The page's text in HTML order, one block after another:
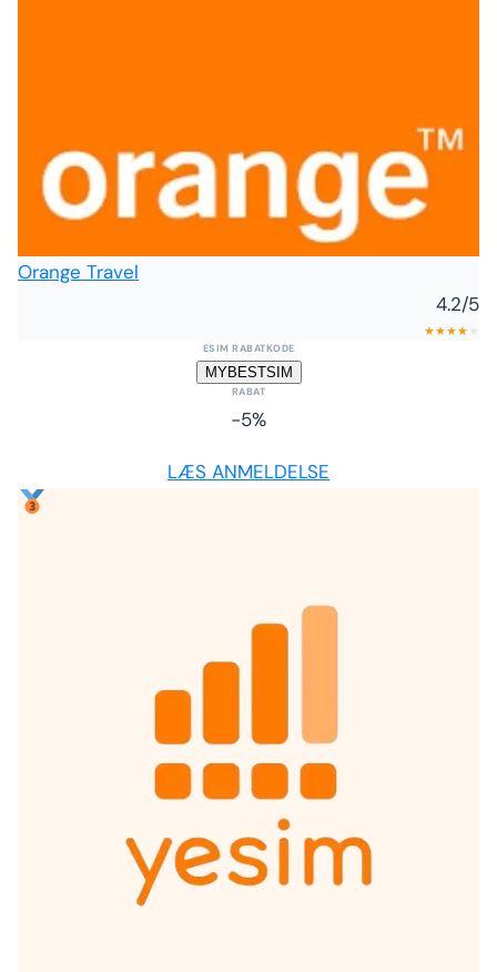
Orange Travel
4.2/5
★★★★
ESIM RABATKODE
MYBESTSIM
RABAT
-5%
LÆS ANMELDELSE